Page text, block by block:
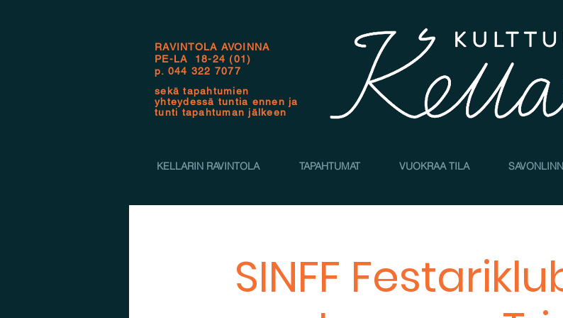
RAVINTOLA AVOINNA
PE-LA 18-24 (01)
p. 044 322 7077
sekä tapahtumien
yhteydessä tuntia ennen ja
tunti tapahtuman jälkeen
KELLARIN RAVINTOLA TAPAHTUMAT VUOKRAA TILA
SINFF